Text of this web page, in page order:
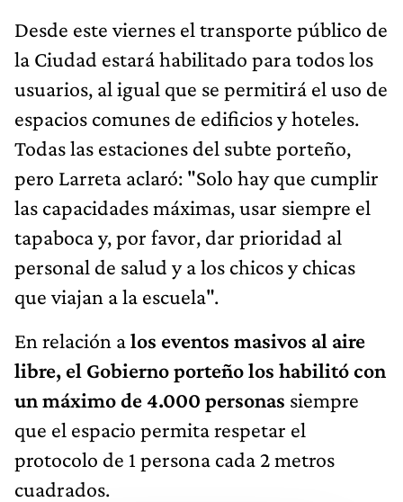
Desde este viernes el transporte público de
la Ciudad estará habilitado para todos los
usuarios, al igual que se permitirá el uso de
espacios comunes de edificios y hoteles.
Todas las estaciones del subte porteño,
pero Larreta aclaró: "Solo hay que cumplir
las capacidades máximas, usar siempre el
tapaboca y, por favor, dar prioridad al
personal de salud y a los chicos y chicas
que viajan a la escuela".
En relación alos eventos masivos al aire
libre, el Gobierno porteño los habilitó con
un máximo de 4.000 personas siempre
que el espacio permita respetar el
protocolo de 1 persona cada 2 metros
cuadrados.